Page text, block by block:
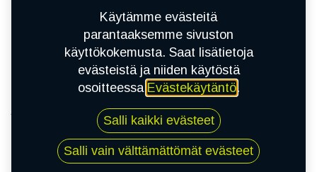
205/75R14 95Q TOYO OBSERVE GSI-5
Käytämme evästeitä
parantaaksemme sivuston
käyttökokemusta. Saat lisätietoja
evästeistä ja niiden käytöstä
osoitteessa Evästekäytäntö.
Salli kaikki evästeet
Salli vain välttämättömät evästeet